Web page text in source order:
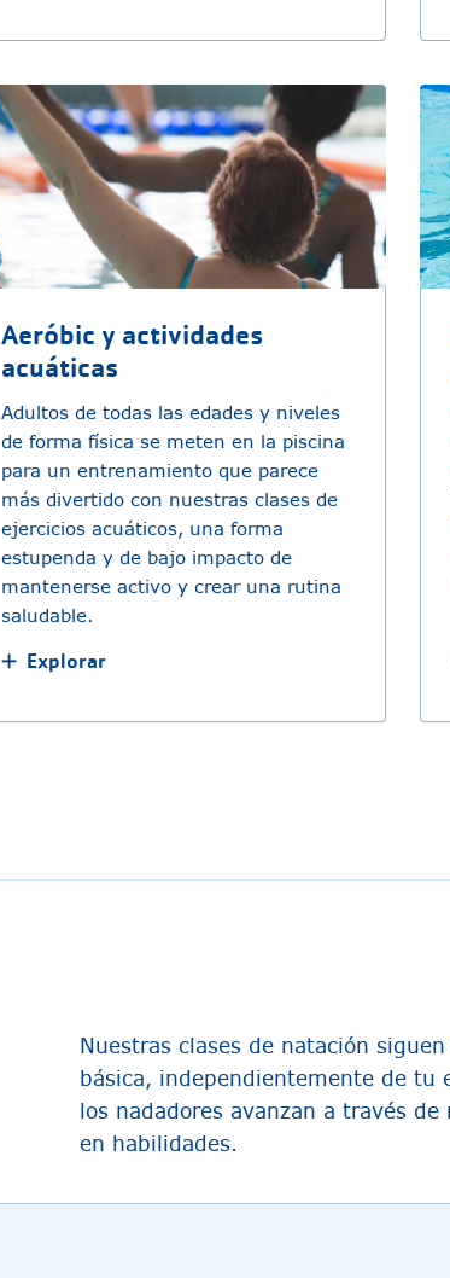
Aeróbic y actividades
acuáticas
Adultos de todas las edades y niveles
de forma física se meten en la piscina
para un entrenamiento que parece
más divertido con nuestras clases de
ejercicios acuáticos, una forma
estupenda y de bajo impacto de
mantenerse activo y crear una rutina
saludable.
Explorar
Nuestras clases de natación
básica, independientemente de tu
los nadadores avanzan a través
en habilidades.